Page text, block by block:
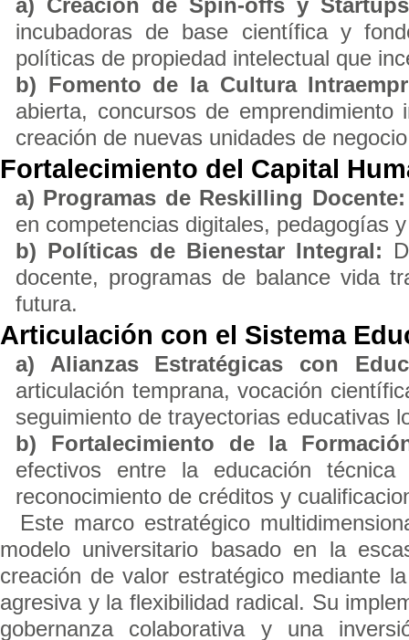
a) Creación de Spin-offs y
incubadoras de base científica y
políticas de propiedad intelectual que
b) Fomento de la Cultura
abierta, concursos de
creación de nuevas unidades de
Fortalecimiento del Capital
a) Programas de Reskilling Docente:
en competencias digitales, pedagogías
b) Políticas de Bienestar Integral:
docente, programas de balance vida
futura.
Articulación con el Sistema
a) Alianzas Estratégicas con
articulación temprana, vocación
seguimiento de trayectorias educativas
b) Fortalecimiento de la
efectivos entre la educación
reconocimiento de créditos y
Este marco estratégico
modelo universitario basado en la
creación de valor estratégico mediante
agresiva y la flexibilidad radical. Su
gobernanza colaborativa y una